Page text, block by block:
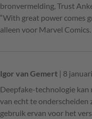
bronvermelding, Trust
“With great power comes
alleen voor Marvel Comics.
Igor van Gemert | 8
Deepfake-technologie kan
van echt te onderscheiden
gebruik ervan voor het